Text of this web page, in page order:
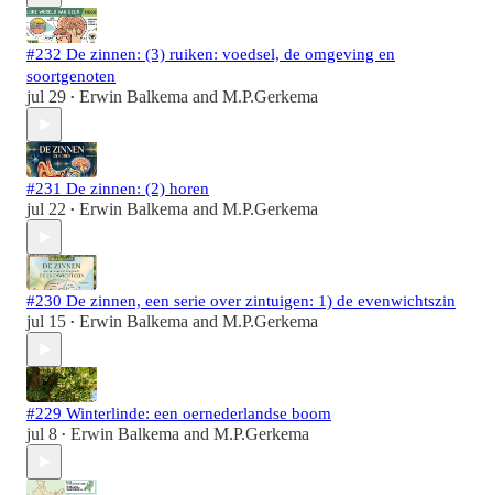
#232 De zinnen: (3) ruiken: voedsel, de omgeving en
soortgenoten
jul 29 • Erwin Balkema and M.P.Gerkema
#231 De zinnen: (2) horen
jul 22 • Erwin Balkema and M.P.Gerkema
#230 De zinnen, een serie over zintuigen: 1) de evenwichtszin
jul 15 • Erwin Balkema and M.P.Gerkema
#229 Winterlinde: een oernederlandse boom
jul 8 • Erwin Balkema and M.P.Gerkema